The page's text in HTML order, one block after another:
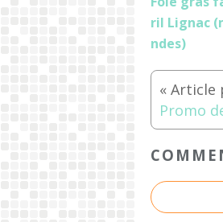
ril Lignac
ndes)